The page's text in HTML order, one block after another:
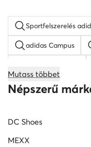
Sportfelszerelés
adidas Campus
napszemüveg férfi
Mutass többet
Népszerű
DC Shoes
MEXX